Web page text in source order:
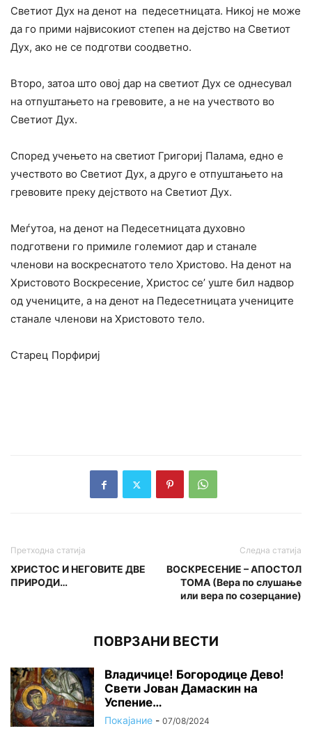
Светиот Дух на денот на педесетницата. Никој не може
да го прими највисокиот степен на дејство на Светиот
Дух, ако не се подготви соодветно.
Второ, затоа што овој дар на светиот Дух се однесувал
на отпуштањето на гревовите, а не на учеството во
Светиот Дух.
Според учењето на светиот Григориј Палама, едно е
учеството во Светиот Дух, a друго е отпуштањето на
гревовите преку дејството на Светиот Дух.
Меѓутоа, на денот на Педесетницата духовно
подготвени го примиле големиот дар и станале
членови на воскреснатото тело Христово. На денот на
Христовото Воскресение, Христос се’ уште бил надвор
од учениците, a на денот на Педесетницата учениците
станале членови на Христовото тело.
Старец Порфириј
Претходна статија
ХРИСТОС И НЕГОВИТЕ ДВЕ
ПРИРОДИ…
Следна статија
ВОСКРЕСЕНИЕ – АПОСТОЛ
ТОМА (Вера по слушање
или вера по созерцание)
ПОВРЗАНИ ВЕСТИ
Владичице! Богородице Дево!
Свети Јован Дамаскин на
Успение…
Покајание - 07/08/2024